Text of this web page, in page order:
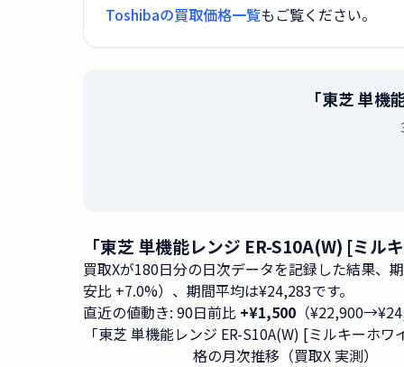
Toshibaの買取価格一覧もご覧ください。
「東芝 単
「東芝 単機能レンジ ER-S10A(W) [ミ
買取Xが180日分の日次データを記録した結果、
安比 +7.0%）、期間平均は¥24,283です。
直近の値動き: 90日前比 +¥1,500 （
「東芝 単機能レンジ ER-S10A(W) [ミルキーホ
格の月次推移（買取X 実測）